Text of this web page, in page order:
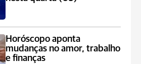
Horóscopo aponta
mudanças no amor, trabalho
e finanças